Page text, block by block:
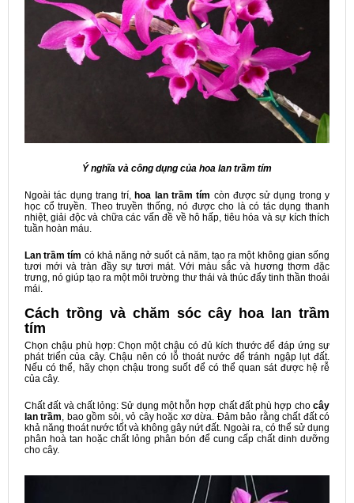
Ý nghĩa và công dụng của hoa lan trầm tím
Ngoài tác dụng trang trí,hoa lan trầm tím còn được sử dụng trong y
học cổ truyền. Theo truyền thống, nó được cho là có tác dụng thanh
nhiệt, giải độc và chữa các vấn đề về hô hấp, tiêu hóa và sự kích thích
tuần hoàn máu.
Lan trầm tím có khả năng nở suốt cả năm, tạo ra một không gian sống
tươi mới và tràn đầy sự tươi mát. Với màu sắc và hương thơm đặc
trưng, nó giúp tạo ra một môi trường thư thái và thúc đẩy tinh thần thoải
mái.
Cách trồng và chăm sóc cây hoa lan trầm
tím
Chọn chậu phù hợp: Chọn một chậu có đủ kích thước để đáp ứng sự
phát triển của cây. Chậu nên có lỗ thoát nước để tránh ngập lụt đất.
Nếu có thể, hãy chọn chậu trong suốt để có thể quan sát được hệ rễ
của cây.
Chất đất và chất lỏng: Sử dụng một hỗn hợp chất đất phù hợp cho cây
lan trầm , bao gồm sỏi, vỏ cây hoặc xơ dừa. Đảm bảo rằng chất đất có
khả năng thoát nước tốt và không gây nứt đất. Ngoài ra, có thể sử dụng
phân hoà tan hoặc chất lỏng phân bón để cung cấp chất dinh dưỡng
cho cây.